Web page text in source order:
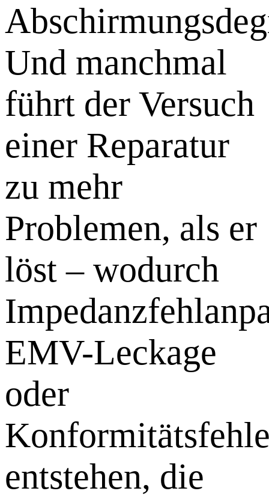
Und manchmal
führt der Versuch
einer Reparatur
zu mehr
Problemen, als er
löst – wodurch
EMV-Leckage
oder
entstehen, die